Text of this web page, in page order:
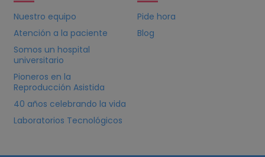
Nuestro equipo
Atención a la paciente
Somos un hospital
universitario
Pioneros en la
Reproducción Asistida
40 años celebrando la vida
Laboratorios Tecnológicos
Pide hora
Blog